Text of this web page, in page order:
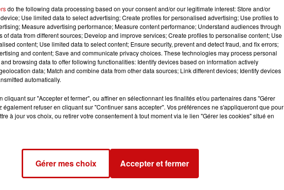
do the following data processing based on your consent and/or our legitimate interest: Store and/or
Use limited data to select advertising; Create profiles for personalised advertising; Use profiles to
Measure advertising performance; Measure content performance; Understand audiences through
of data from different sources; Develop and improve services; Create profiles to personalise content; Use
content; Use limited data to select content; Ensure security, prevent and detect fraud, and fix errors;
and content; Save and communicate privacy choices. These technologies may process personal
browsing data to offer following functionalities: Identify devices based on information actively
data; Match and combine data from other data sources; Link different devices; Identify devices
automatically.
cliquant sur "Accepter et fermer", ou affiner en sélectionnant les finalités et/ou partenaires dans "Gérer
également refuser en cliquant sur "Continuer sans accepter". Vos préférences ne s'appliqueront que pour
à jour vos choix, ou retirer votre consentement à tout moment via le lien "Gérer les cookies" situé en
Gérer mes choix Accepter et fermer